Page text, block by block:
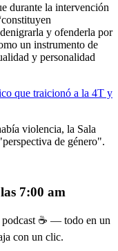
durante la intervención
y ofenderla por
un instrumento de
y personalidad
que traicionó a la 4T y
violencia, la Sala
de género".
7:00 am
podcast ☕ — todo en un
con un clic.